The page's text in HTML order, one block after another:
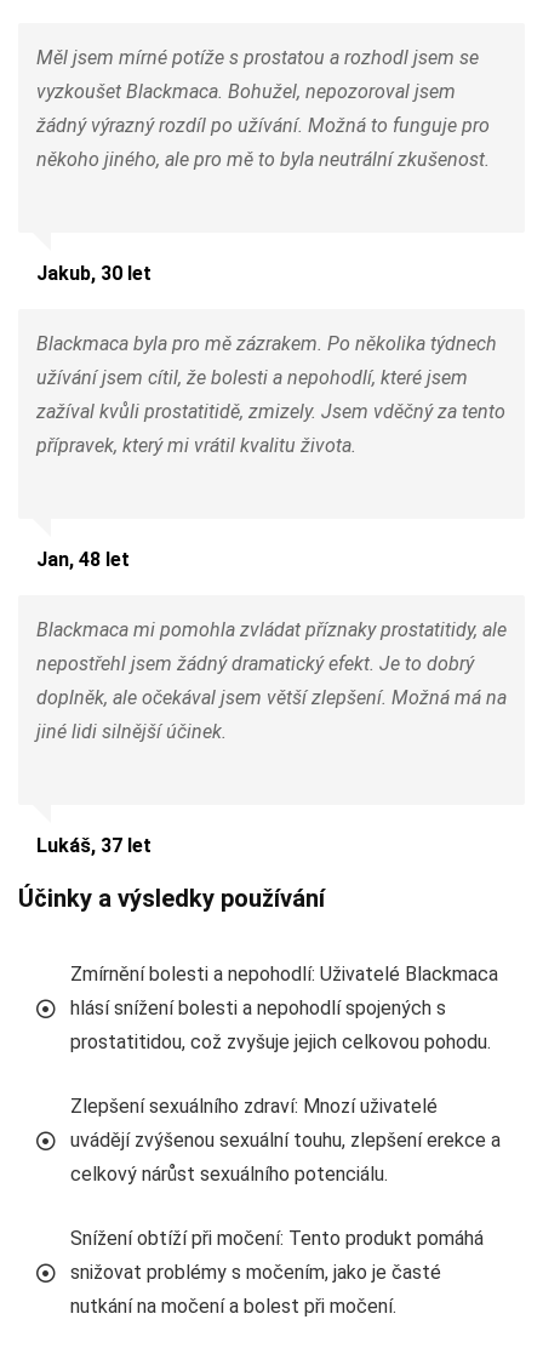
Měl jsem mírné potíže s prostatou a rozhodl jsem se
vyzkoušet Blackmaca. Bohužel, nepozoroval jsem
žádný výrazný rozdíl po užívání. Možná to funguje pro
někoho jiného, ale pro mě to byla neutrální zkušenost.
Jakub, 30 let
Blackmaca byla pro mě zázrakem. Po několika týdnech
užívání jsem cítil, že bolesti a nepohodlí, které jsem
zažíval kvůli prostatitidě, zmizely. Jsem vděčný za tento
přípravek, který mi vrátil kvalitu života.
Jan, 48 let
Blackmaca mi pomohla zvládat příznaky prostatitidy, ale
nepostřehl jsem žádný dramatický efekt. Je to dobrý
doplněk, ale očekával jsem větší zlepšení. Možná má na
jiné lidi silnější účinek.
Lukáš, 37 let
Účinky a výsledky používání
Zmírnění bolesti a nepohodlí: Uživatelé Blackmaca
hlásí snížení bolesti a nepohodlí spojených s
prostatitidou, což zvyšuje jejich celkovou pohodu.
Zlepšení sexuálního zdraví: Mnozí uživatelé
uvádějí zvýšenou sexuální touhu, zlepšení erekce a
celkový nárůst sexuálního potenciálu.
Snížení obtíží při močení: Tento produkt pomáhá
snižovat problémy s močením, jako je časté
nutkání na močení a bolest při močení.